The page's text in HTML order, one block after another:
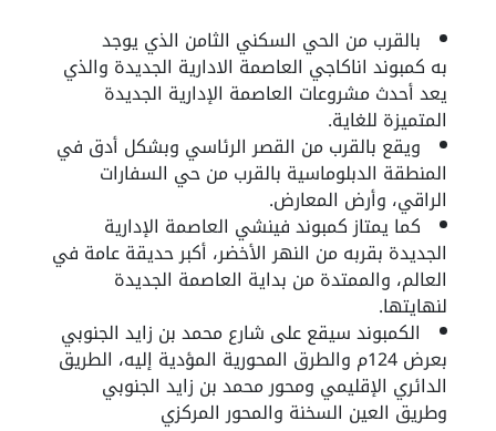
بالقرب من الحي السكني الثامن الذي يوجد
به كمبوند اناكاجي العاصمة الادارية الجديدة والذي
يعد أحدث مشروعات العاصمة الإدارية الجديدة
المتميزة للغاية.
ويقع بالقرب من القصر الرئاسي وبشكل أدق في
المنطقة الدبلوماسية بالقرب من حي السفارات
الراقي، وأرض المعارض.
كما يمتاز كمبوند فينشي العاصمة الإدارية
الجديدة بقربه من النهر الأخضر، أكبر حديقة عامة في
العالم، والممتدة من بداية العاصمة الجديدة
لنهايتها.
الكمبوند سيقع على شارع محمد بن زايد الجنوبي
بعرض 124م والطرق المحورية المؤدية إليه، الطريق
الدائري الإقليمي ومحور محمد بن زايد الجنوبي
وطريق العين السخنة والمحور المركزي